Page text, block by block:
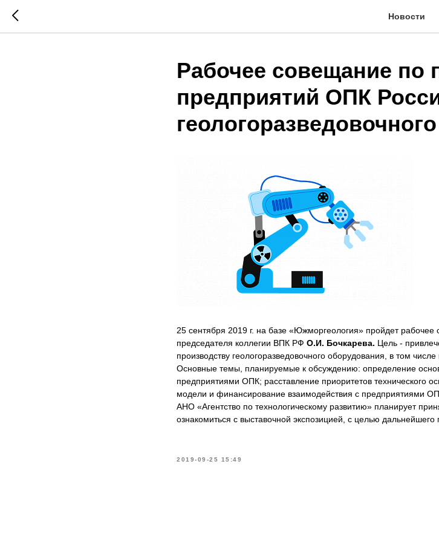
Новости
Рабочее совещание по
предприятий ОПК
25 сентября 2019 г. на базе «Южморгеология» пройдет
председателя коллегии ВПК РФ О.И. Бочкарева. Цель -
производству геологоразведовочного оборудования, в том
Основные темы, планируемые к обсуждению: определение
предприятиями ОПК; расставление приоритетов технического
модели и финансирование взаимодействия с предприятиями
АНО «Агентство по технологическому развитию» планирует
ознакомиться с выставочной экспозицией, с целью
2019-09-25 15:49